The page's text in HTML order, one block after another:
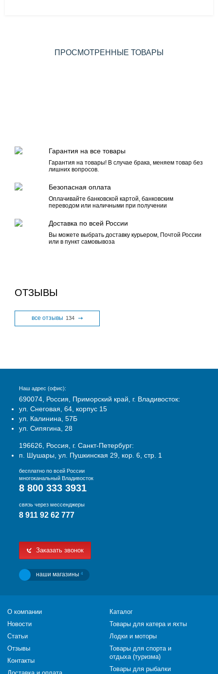
ПРОСМОТРЕННЫЕ ТОВАРЫ
Гарантия на все товары
Гарантия на товары! В случае брака, меняем товар без
лишних вопросов.
Безопасная оплата
Оплачивайте банковской картой, банковским
переводом или наличными при получении
Доставка по всей России
Вы можете выбрать доставку курьером, Почтой России
или в пункт самовывоза
ОТЗЫВЫ
все отзывы 134
Наш адрес (офис):
690074, Россия, Приморский край, г. Владивосток:
ул. Снеговая, 64, корпус 15
ул. Калинина, 57Б
ул. Сипягина, 28
196626, Россия, г. Санкт-Петербург:
п. Шушары, ул. Пушкинская 29, кор. 6, стр. 1
бесплатно по всей России
многоканальный Владивосток
8 800 333 3931
связь через мессенджеры
8 911 92 62 777
Заказать звонок
наши магазины 4
О компании
Новости
Статьи
Отзывы
Контакты
Каталог
Товары для катера и яхты
Лодки и моторы
Товары для спорта и
отдыха (туризма)
Товары для рыбалки